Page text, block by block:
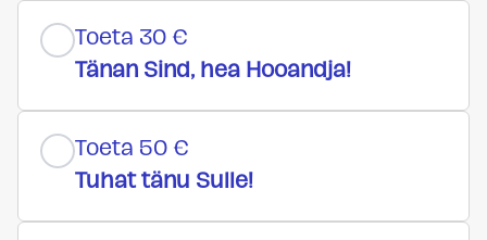
Toeta 30 €
Tänan Sind, hea Hooandja!
Toeta 50 €
Tuhat tänu Sulle!